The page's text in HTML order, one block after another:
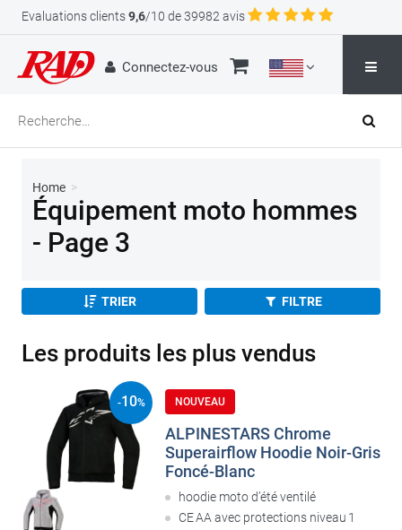
Evaluations clients9,6/10 de 39982 avis
Connectez-vous
Home >
Équipement moto hommes
- Page 3
TRIER FILTRE
Les produits les plus vendus
NOUVEAU
ALPINESTARS Chrome
Superairflow Hoodie Noir-Gris
Foncé-Blanc
hoodie moto d’été ventilé
CE AA avec protections niveau 1
-10%